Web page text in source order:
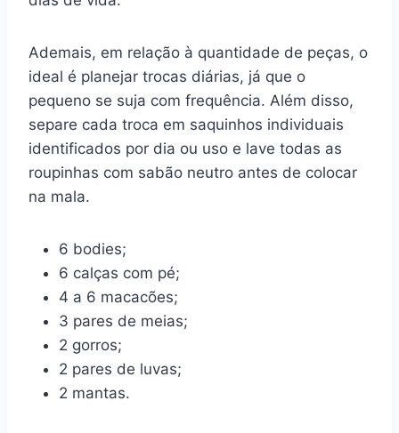
Ademais, em relação à quantidade de peças, o
ideal é planejar trocas diárias, já que o
pequeno se suja com frequência. Além disso,
separe cada troca em saquinhos individuais
identificados por dia ou uso e lave todas as
roupinhas com sabão neutro antes de colocar
na mala.
6 bodies;
6 calças com pé;
4 a 6 macacões;
3 pares de meias;
2 gorros;
2 pares de luvas;
2 mantas.